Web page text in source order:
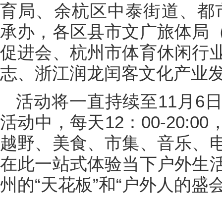
育局、余杭区中泰街道、都
承办，各区县市文广旅体局
促进会、杭州市体育休闲行
志、浙江润龙闰客文化产业
活动将一直持续至11月6
活动中，每天12：00-20:00
越野、美食、市集、音乐、
在此一站式体验当下户外生
州的“天花板”和“户外人的盛